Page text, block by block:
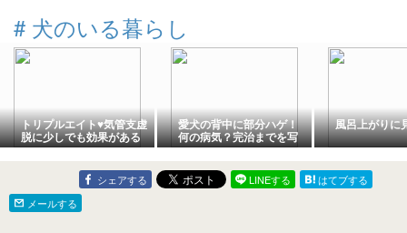
# 犬のいる暮らし
トリプルエイト♥気管支虚
脱に少しでも効果がある
といいのだけど・・・
愛犬の背中に部分ハゲ！
何の病気？完治までを写
真付きで紹介
風呂上がりに
シェアする LINEする
はてブする
メールする